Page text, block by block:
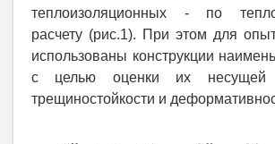
теплоизоляционных - по
расчету (рис.1). При этом для
использованы конструкции
с целью оценки их несущей
трещиностойкости и